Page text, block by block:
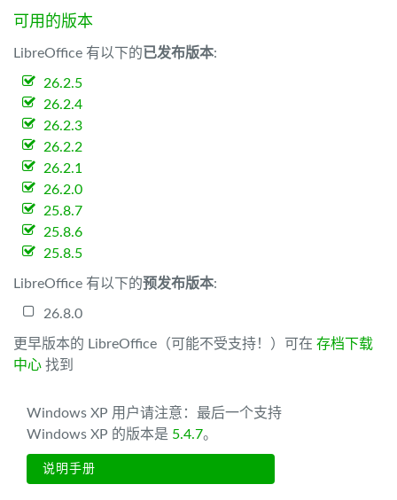
可用的版本
LibreOffice 有以下的已发布版本:
26.2.5
26.2.4
26.2.3
26.2.2
26.2.1
26.2.0
25.8.7
25.8.6
25.8.5
LibreOffice 有以下的预发布版本:
26.8.0
更早版本的 LibreOffice（可能不受支持！）可在 存档下载
中心 找到
Windows XP 用户请注意：最后一个支持
Windows XP 的版本是 5.4.7。
说明手册